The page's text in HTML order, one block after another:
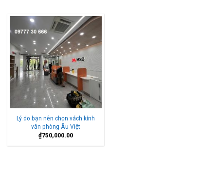
Lý do bạn nên chọn vách kính
văn phòng Âu Việt
₫750,000.00